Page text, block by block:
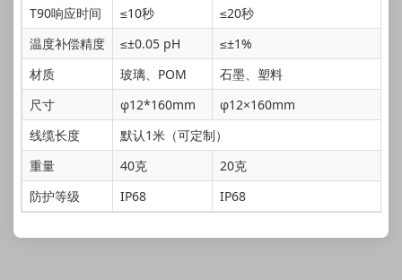
T90响应时间
≤10秒
≤20秒
温度补偿精度
≤±0.05 pH
≤±1%
材质
玻璃、POM
石墨、塑料
尺寸
φ12*160mm
φ12×160mm
线缆长度
默认1米（可定制）
重量
40克
20克
防护等级
IP68 IP68